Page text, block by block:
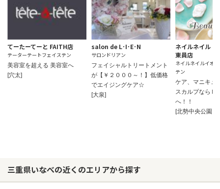
てーたーてーと FAITH店
テーターテートフェイステン
美容室を超える 美容室へ
[穴太]
salon de L･I･E･N
サロンドリアン
フェイシャルトリートメント
が【￥２０００～！】低価格
でエイジングケア☆
[大泉]
ネイルネイル
東員店
ネイルネイルイオ
テン
ケア、マニキュ
スカルプならＮ
へ！！
[北勢中央公園口]
三重県いなべの近くのエリアから探す